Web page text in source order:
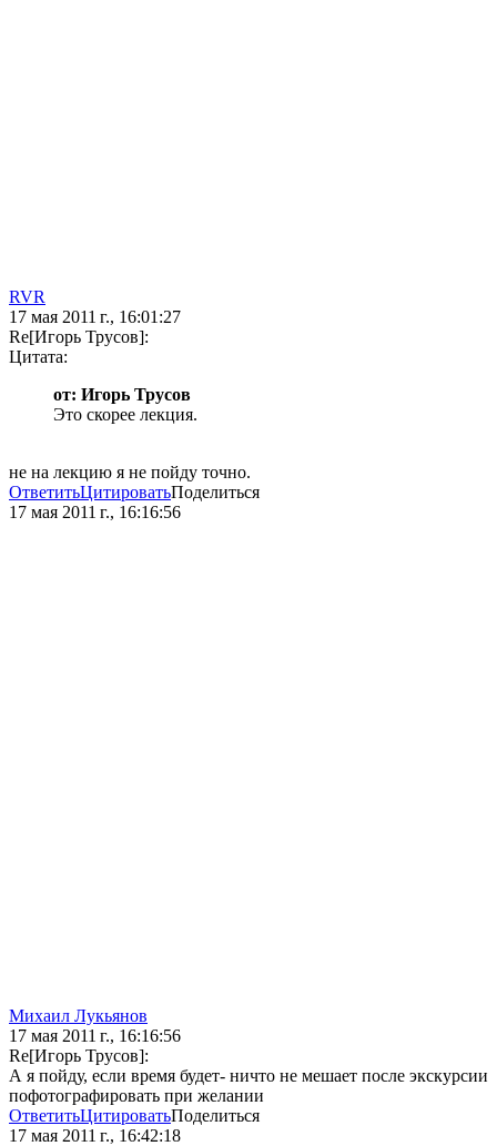
RVR
17 мая 2011 г., 16:01:27
Re[Игорь Трусов]:
Цитата:
от: Игорь Трусов
Это скорее лекция.
не на лекцию я не пойду точно.
ОтветитьЦитироватьПоделиться
17 мая 2011 г., 16:16:56
Михаил Лукьянов
17 мая 2011 г., 16:16:56
Re[Игорь Трусов]:
А я пойду, если время будет- ничто не мешает после экскурсии
пофотографировать при желании
ОтветитьЦитироватьПоделиться
17 мая 2011 г., 16:42:18